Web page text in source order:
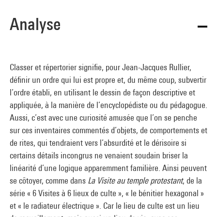
Analyse
Classer et répertorier signifie, pour Jean-Jacques Rullier,
définir un ordre qui lui est propre et, du même coup, subvertir
l’ordre établi, en utilisant le dessin de façon descriptive et
appliquée, à la manière de l’encyclopédiste ou du pédagogue.
Aussi, c’est avec une curiosité amusée que l’on se penche
sur ces inventaires commentés d’objets, de comportements et
de rites, qui tendraient vers l’absurdité et le dérisoire si
certains détails incongrus ne venaient soudain briser la
linéarité d’une logique apparemment familière. Ainsi peuvent
se côtoyer, comme dans La Visite au temple protestant, de la
série « 6 Visites à 6 lieux de culte », « le bénitier hexagonal »
et « le radiateur électrique ». Car le lieu de culte est un lieu